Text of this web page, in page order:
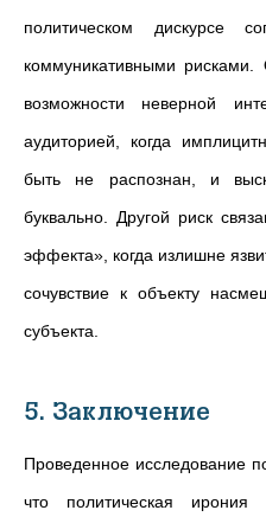
политическом дискурсе
коммуникативными рисками.
возможности неверной
аудиторией, когда
быть не распознан, и
буквально. Другой риск
эффекта», когда излишне
сочувствие к объекту
субъекта.
5. Заключение
Проведенное исследование
что политическая ирония